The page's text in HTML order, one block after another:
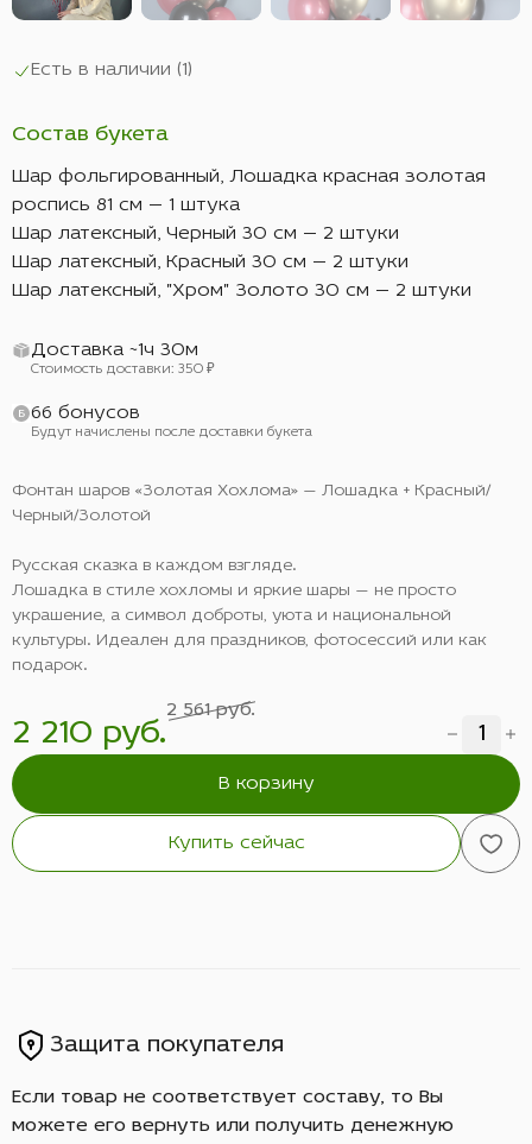
Есть в наличии (1)
Состав букета
Шар фольгированный, Лошадка красная золотая
роспись 81 см — 1 штука
Шар латексный, Черный 30 см — 2 штуки
Шар латексный, Красный 30 см — 2 штуки
Шар латексный, "Хром" Золото 30 см — 2 штуки
Доставка ~1ч 30м
Стоимость доставки: 350 ₽
66 бонусов
Будут начислены после доставки букета
Фонтан шаров «Золотая Хохлома» — Лошадка + Красный/
Черный/Золотой
Русская сказка в каждом взгляде.
Лошадка в стиле хохломы и яркие шары — не просто
украшение, а символ доброты, уюта и национальной
культуры. Идеален для праздников, фотосессий или как
подарок.
2 210 руб.
2 561 руб.
В корзину
Купить сейчас
Защита покупателя
Если товар не соответствует составу, то Вы
можете его вернуть или получить денежную